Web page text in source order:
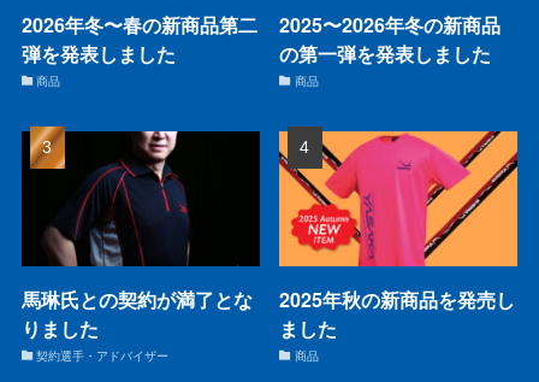
2026年冬〜春の新商品第二
弾を発表しました
商品
2025〜2026年冬の新商品
の第一弾を発表しました
商品
馬琳氏との契約が満了とな
りました
契約選手・アドバイザー
2025年秋の新商品を発売し
ました
商品